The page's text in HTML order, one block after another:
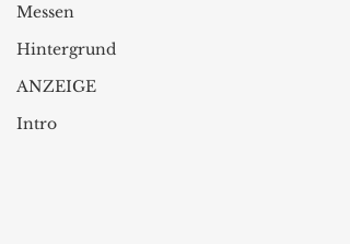
Messen
Hintergrund
ANZEIGE
Intro